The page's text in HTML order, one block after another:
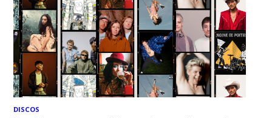
DISCOS